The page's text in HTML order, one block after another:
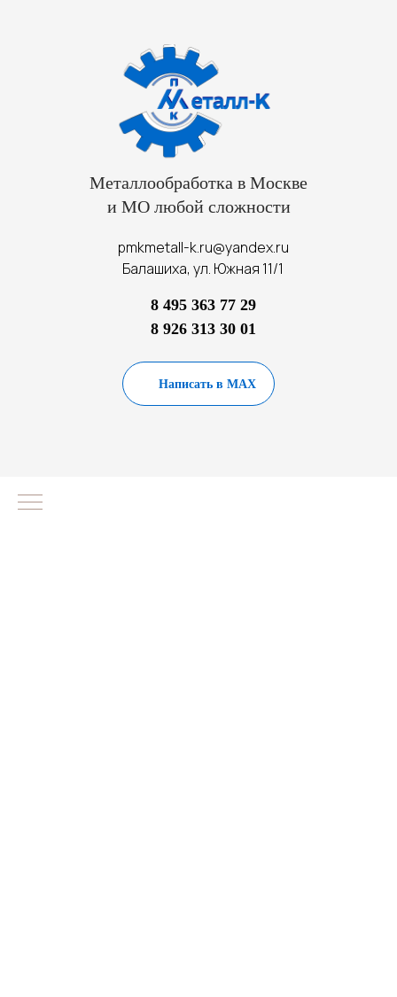
Металлообработка в Москве
и МО любой сложности
pmkmetall-k.ru@yandex.ru
Балашиха, ул. Южная 11/1
8 495 363 77 29
8 926 313 30 01
Написать в MAX